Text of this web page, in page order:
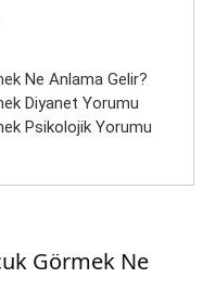
Ne Anlama Gelir?
Diyanet Yorumu
Psikolojik Yorumu
Görmek Ne